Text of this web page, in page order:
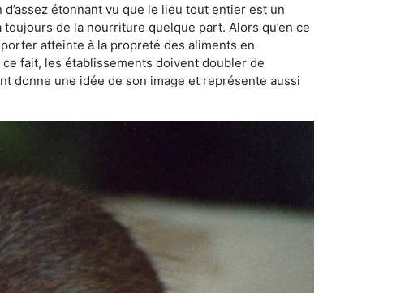
étonnant vu que le lieu tout entier est un
de la nourriture quelque part. Alors qu’en ce
atteinte à la propreté des aliments en
ce fait, les établissements doivent doubler de
donne une idée de son image et représente aussi